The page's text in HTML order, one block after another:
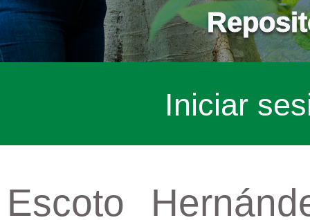
Iniciar
Escoto